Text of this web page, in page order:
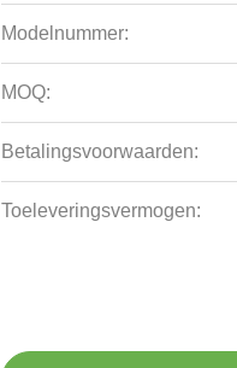
Modelnummer:
MOQ:
Betalingsvoorwaarden:
Toeleveringsvermogen: